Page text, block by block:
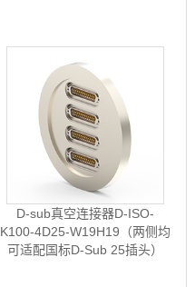
D-sub真空连接器D-ISO-
K100-4D25-W19H19（两侧均
可适配国标D-Sub 25插头）